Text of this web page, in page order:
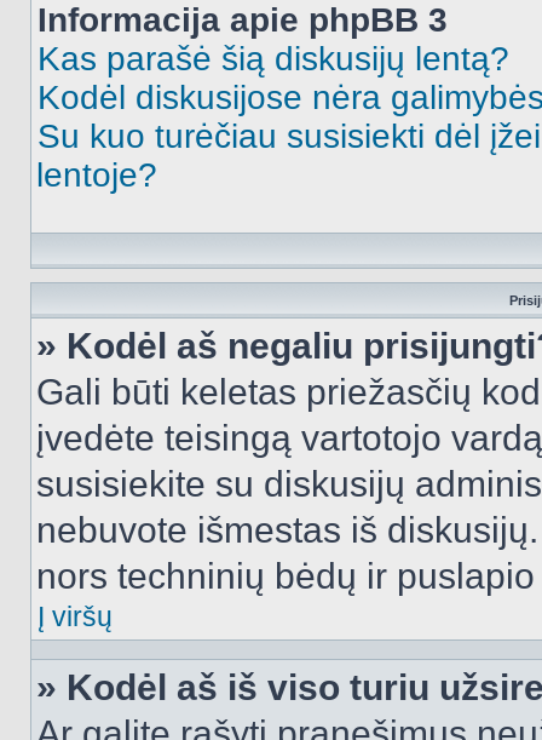
Informacija apie phpBB 3
Kas parašė šią diskusijų lentą?
Kodėl diskusijose nėra
Su kuo turėčiau susisiekti dėl
lentoje?
» Kodėl aš negaliu
Gali būti keletas priežasčių
įvedėte teisingą vartotojo
susisiekite su diskusijų
nebuvote išmestas iš
nors techninių bėdų ir
Į viršų
» Kodėl aš iš viso turiu